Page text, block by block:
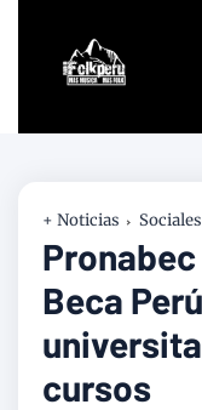
+ Noticias Sociales
Beca
cursos